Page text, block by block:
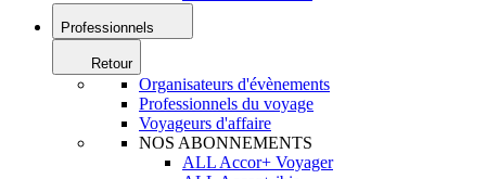
Professionnels
Retour
Organisateurs d'évènements
Professionnels du voyage
Voyageurs d'affaire
NOS ABONNEMENTS
ALL Accor+ Voyager